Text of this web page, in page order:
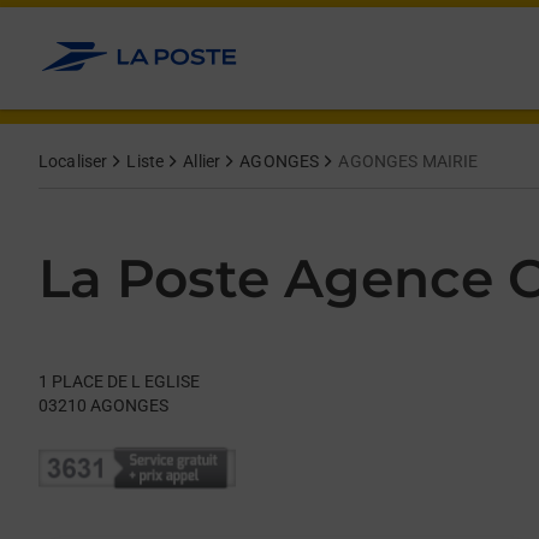
Allez au contenu
Localiser Liste Allier AGONGES AGONGES MAIRIE
La Poste Agence
1 PLACE DE L EGLISE
03210 AGONGES
Day of the WeekHours
Get directions to La Poste Agence Communale at 1 PLACE DE L
lien s'ouvre dans un nouvel onglet